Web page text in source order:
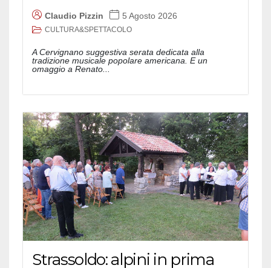
Claudio Pizzin 5 Agosto 2026
CULTURA&SPETTACOLO
A Cervignano suggestiva serata dedicata alla
tradizione musicale popolare americana. E un
omaggio a Renato...
Strassoldo: alpini in prima